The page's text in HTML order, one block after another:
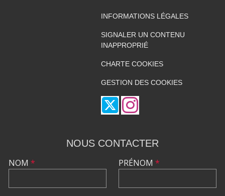
INFORMATIONS LÉGALES
SIGNALER UN CONTENU
INAPPROPRIÉ
CHARTE COOKIES
GESTION DES COOKIES
NOUS CONTACTER
NOM * PRÉNOM *